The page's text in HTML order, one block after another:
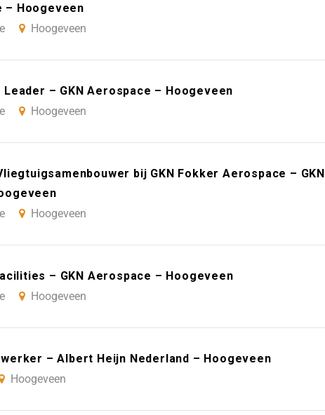
– Hoogeveen
Hoogeveen
– GKN Aerospace – Hoogeveen
Hoogeveen
bij GKN Fokker Aerospace – GKN
Hoogeveen
– GKN Aerospace – Hoogeveen
Hoogeveen
– Albert Heijn Nederland – Hoogeveen
Hoogeveen